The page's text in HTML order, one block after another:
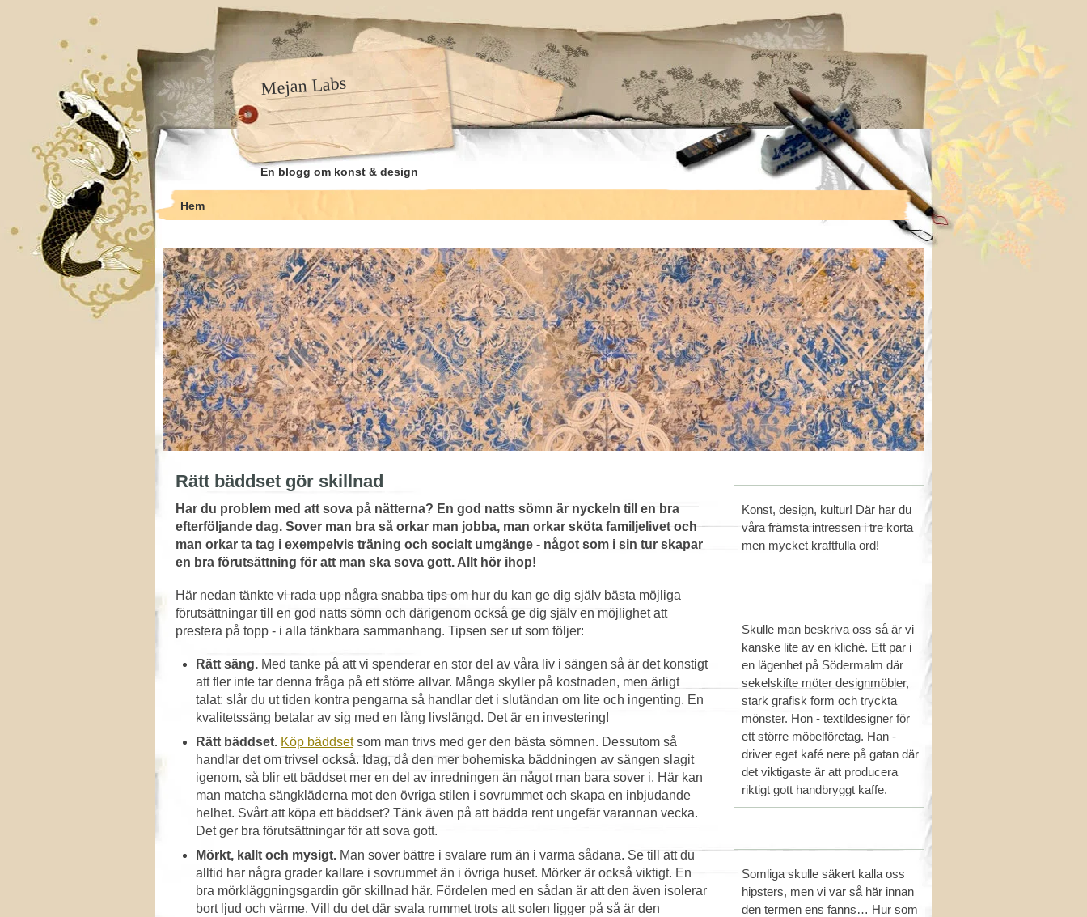
Mejan Labs
En blogg om konst & design
Hem
Rätt bäddset gör skillnad
Har du problem med att sova på nätterna? En god natts sömn är nyckeln till en bra
efterföljande dag. Sover man bra så orkar man jobba, man orkar sköta familjelivet och
man orkar ta tag i exempelvis träning och socialt umgänge - något som i sin tur skapar
en bra förutsättning för att man ska sova gott. Allt hör ihop!
Här nedan tänkte vi rada upp några snabba tips om hur du kan ge dig själv bästa möjliga
förutsättningar till en god natts sömn och därigenom också ge dig själv en möjlighet att
prestera på topp - i alla tänkbara sammanhang. Tipsen ser ut som följer:
Rätt säng. Med tanke på att vi spenderar en stor del av våra liv i sängen så är det konstigt
att fler inte tar denna fråga på ett större allvar. Många skyller på kostnaden, men ärligt
talat: slår du ut tiden kontra pengarna så handlar det i slutändan om lite och ingenting. En
kvalitetssäng betalar av sig med en lång livslängd. Det är en investering!
Rätt bäddset. Köp bäddsetsom man trivs med ger den bästa sömnen. Dessutom så
handlar det om trivsel också. Idag, då den mer bohemiska bäddningen av sängen slagit
igenom, så blir ett bäddset mer en del av inredningen än något man bara sover i. Här kan
man matcha sängkläderna mot den övriga stilen i sovrummet och skapa en inbjudande
helhet. Svårt att köpa ett bäddset? Tänk även på att bädda rent ungefär varannan vecka.
Det ger bra förutsättningar för att sova gott.
Mörkt, kallt och mysigt. Man sover bättre i svalare rum än i varma sådana. Se till att du
alltid har några grader kallare i sovrummet än i övriga huset. Mörker är också viktigt. En
bra mörkläggningsgardin gör skillnad här. Fördelen med en sådan är att den även isolerar
bort ljud och värme. Vill du det där svala rummet trots att solen ligger på så är den
Konst, design, kultur! Där har du
våra främsta intressen i tre korta
men mycket kraftfulla ord!
Skulle man beskriva oss så är vi
kanske lite av en kliché. Ett par i
en lägenhet på Södermalm där
sekelskifte möter designmöbler,
stark grafisk form och tryckta
mönster. Hon - textildesigner för
ett större möbelföretag. Han -
driver eget kafé nere på gatan där
det viktigaste är att producera
riktigt gott handbryggt kaffe.
Somliga skulle säkert kalla oss
hipsters, men vi var så här innan
den termen ens fanns… Hur som